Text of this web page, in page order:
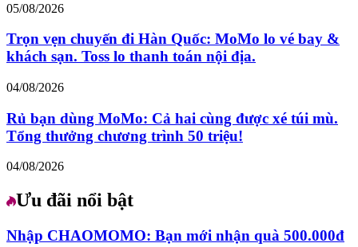
05/08/2026
Trọn vẹn chuyến đi Hàn Quốc: MoMo lo vé bay &
khách sạn. Toss lo thanh toán nội địa.
04/08/2026
Rủ bạn dùng MoMo: Cả hai cùng được xé túi mù.
Tổng thưởng chương trình 50 triệu!
04/08/2026
Ưu đãi nổi bật
Nhập CHAOMOMO: Bạn mới nhận quà 500.000đ